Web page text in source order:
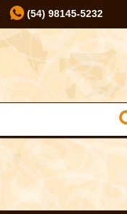
(54) 98145-5232